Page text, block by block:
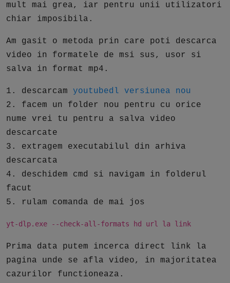
mult mai grea, iar pentru unii utilizatori
chiar imposibila.
Am gasit o metoda prin care poti descarca
video in formatele de msi sus, usor si
salva in format mp4.
1. descarcam youtubedl versiunea nou
2. facem un folder nou pentru cu orice
nume vrei tu pentru a salva video
descarcate
3. extragem executabilul din arhiva
descarcata
4. deschidem cmd si navigam in folderul
facut
5. rulam comanda de mai jos
yt-dlp.exe --check-all-formats hd url la link
Prima data putem incerca direct link la
pagina unde se afla video, in majoritatea
cazurilor functioneaza.